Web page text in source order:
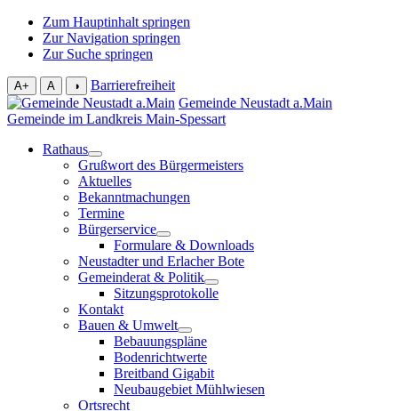
Zum Hauptinhalt springen
Zur Navigation springen
Zur Suche springen
A+ A ◑
Barrierefreiheit
Gemeinde Neustadt a.Main
Gemeinde im Landkreis Main-Spessart
Rathaus
Grußwort des Bürgermeisters
Aktuelles
Bekanntmachungen
Termine
Bürgerservice
Formulare & Downloads
Neustadter und Erlacher Bote
Gemeinderat & Politik
Sitzungsprotokolle
Kontakt
Bauen & Umwelt
Bebauungspläne
Bodenrichtwerte
Breitband Gigabit
Neubaugebiet Mühlwiesen
Ortsrecht